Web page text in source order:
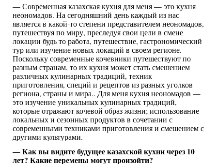
— Современная казахская кухня для меня — это кухня
неономадов. На сегодняшний день каждый из нас
является в какой-то степени представителем неономадов,
путешествуя по миру, преследуя свои цели в смене
локации будь то работа, путешествие, гастрономический
тур или изучение новых локаций в своем регионе.
Поскольку современные кочевники путешествуют по
разным странам, то их кухня может стать смешением
различных кулинарных традиций, техник
приготовления, специй и рецептов из разных уголков
региона, страны и мира.. Для меня кухня неономадов —
это изучение уникальных кулинарных традиций,
которые отражают кочевой образ жизни; использование
локальных и сезонных продуктов в сочетании с
современными техниками приготовления и смешением с
другими культурами.
— Как вы видите будущее казахской кухни через 10
лет? Какие перемены могут произойти?